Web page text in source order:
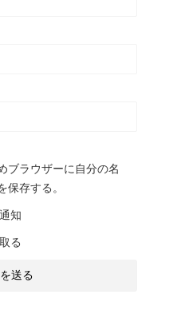
ブラウザーに自分の名
保存する。
知
る